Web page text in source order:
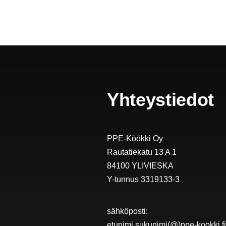
Yhteystiedot
PPE-Köökki Oy
Rautatiekatu 13 A 1
84100 YLIVIESKA
Y-tunnus 3319133-3
sähköposti: